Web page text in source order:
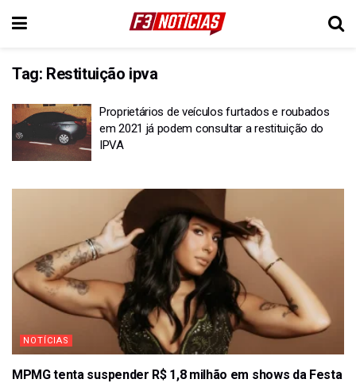
Tag: Restituição ipva
Proprietários de veículos furtados e roubados
em 2021 já podem consultar a restituição do
IPVA
NOTÍCIAS
MPMG tenta suspender R$ 1,8 milhão em shows da Festa